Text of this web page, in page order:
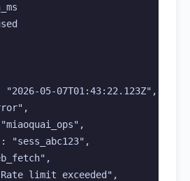
"2026-05-07T01:43:22.123Z",
"sess_abc123",
limit exceeded",